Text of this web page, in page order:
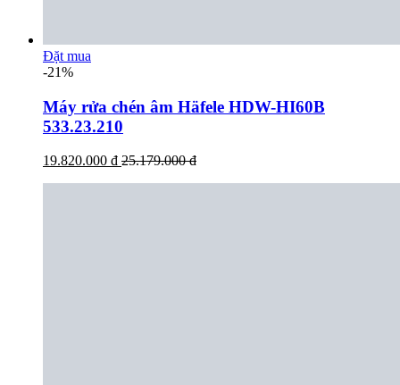
Đặt mua
-21%
Máy rửa chén âm Häfele HDW-HI60B
533.23.210
19.820.000 đ 25.179.000 đ